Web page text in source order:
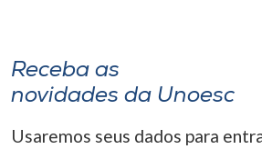
Receba as
novidades da Unoesc
Usaremos seus dados para